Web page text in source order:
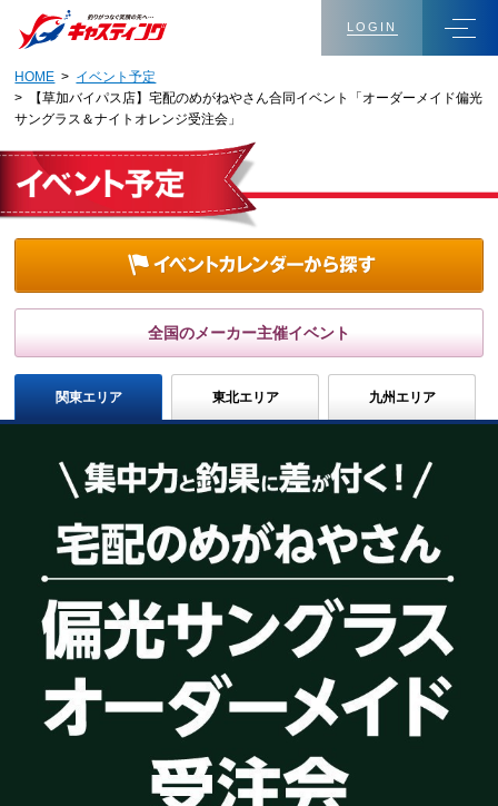
LOGIN
HOME > イベント予定
> 【草加バイパス店】宅配のめがねやさん合同イベント「オーダーメイド偏光
サングラス＆ナイトオレンジ受注会」
全国のメーカー主催イベント
関東エリア 東北エリア 九州エリア